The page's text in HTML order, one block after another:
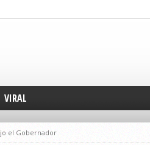
VIRAL
el Gobernador